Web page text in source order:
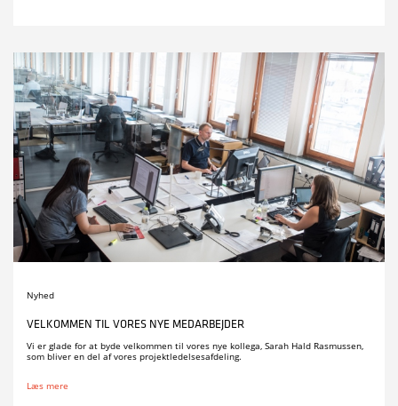
Nyhed
VELKOMMEN TIL VORES NYE MEDARBEJDER
Vi er glade for at byde velkommen til vores nye kollega, Sarah Hald Rasmussen,
som bliver en del af vores projektledelsesafdeling.
Læs mere